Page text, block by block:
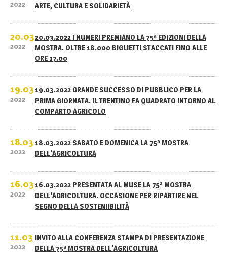
2022
ARTE, CULTURA E SOLIDARIETÀ
20.03
2022
20.03.2022 I NUMERI PREMIANO LA 75ª EDIZIONI DELLA
MOSTRA. OLTRE 18.000 BIGLIETTI STACCATI FINO ALLE
ORE 17.00
19.03
2022
19.03.2022 GRANDE SUCCESSO DI PUBBLICO PER LA
PRIMA GIORNATA. IL TRENTINO FA QUADRATO INTORNO AL
COMPARTO AGRICOLO
18.03
2022
18.03.2022 SABATO E DOMENICA LA 75ª MOSTRA
DELL'AGRICOLTURA
16.03
2022
16.03.2022 PRESENTATA AL MUSE LA 75ª MOSTRA
DELL'AGRICOLTURA. OCCASIONE PER RIPARTIRE NEL
SEGNO DELLA SOSTENIIBILITÀ
11.03
2022
INVITO ALLA CONFERENZA STAMPA DI PRESENTAZIONE
DELLA 75ª MOSTRA DELL'AGRICOLTURA